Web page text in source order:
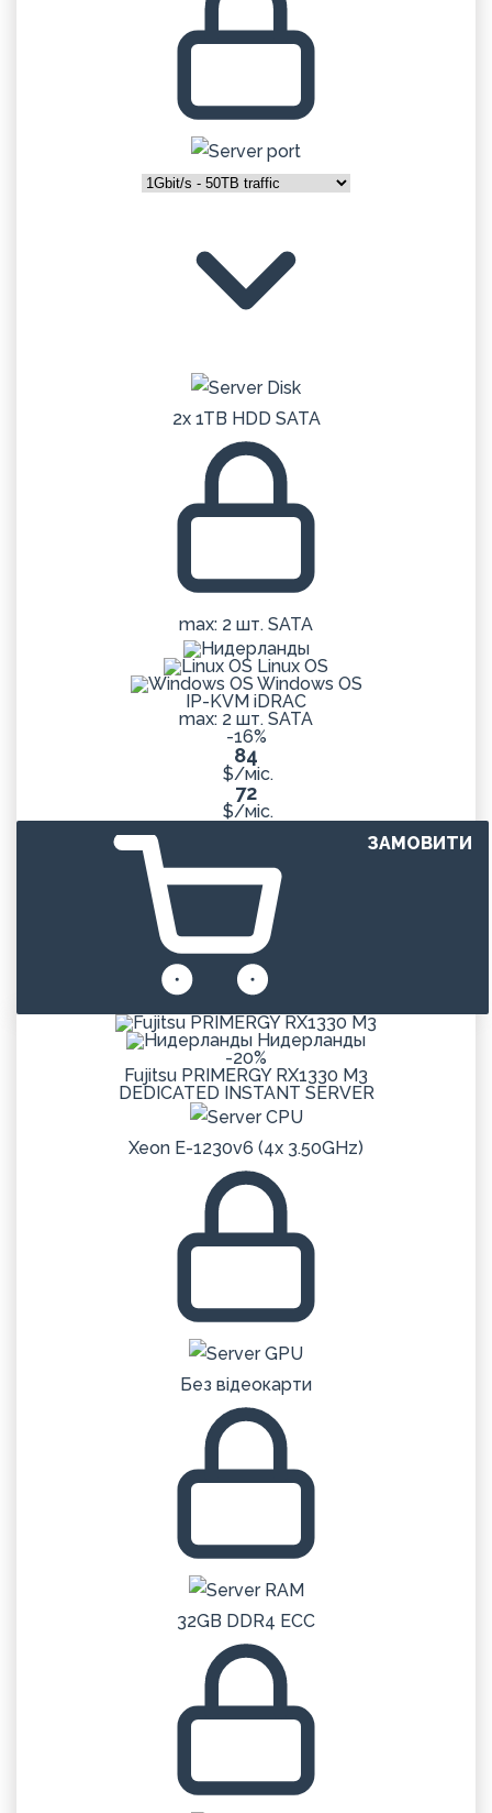
2x 1TB HDD SATA
max: 2 шт. SATA
Linux OS
Windows OS
IP-KVM iDRAC
max: 2 шт. SATA
-16%
84
$/міс.
72
$/міс.
ЗАМОВИТИ
Нидерланды
-20%
Fujitsu PRIMERGY RX1330 M3
DEDICATED INSTANT SERVER
Xeon E-1230v6 (4x 3.50GHz)
Без відеокарти
32GB DDR4 ECC